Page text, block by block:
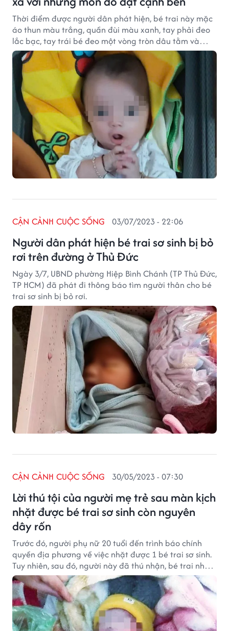
Thời điểm được người dân phát hiện, bé trai này mặc
áo thun màu trắng, quần đùi màu xanh, tay phải đeo
lắc bạc, tay trái bé đeo một vòng tròn dâu tằm và
chiếc vòng bằng sợi chỉ đỏ.
Người dân phát hiện bé trai sơ sinh bị bỏ
rơi trên đường ở Thủ Đức
CẬN CẢNH CUỘC SỐNG 03/07/2023 - 22:06
Ngày 3/7, UBND phường Hiệp Bình Chánh (TP Thủ Đức,
TP HCM) đã phát đi thông báo tìm người thân cho bé
trai sơ sinh bị bỏ rơi.
Lời thú tội của người mẹ trẻ sau màn kịch
nhặt được bé trai sơ sinh còn nguyên
dây rốn
CẬN CẢNH CUỘC SỐNG 30/05/2023 - 07:30
Trước đó, người phụ nữ 20 tuổi đến trình báo chính
quyền địa phương về việc nhặt được 1 bé trai sơ sinh.
Tuy nhiên, sau đó, người này đã thú nhận, bé trai nhặt
được do mình sinh ở nhà rồi dựng lên câu chuyện nhặt
được.